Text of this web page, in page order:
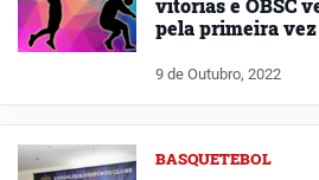
pela primeira vez
9 de Outubro, 2022
BASQUETEBOL